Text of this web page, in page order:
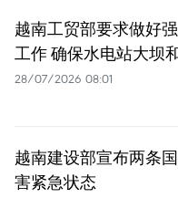
越南工贸部要求做好
工作 确保水电站大坝
28/07/2026 08:01
越南建设部宣布两条
害紧急状态